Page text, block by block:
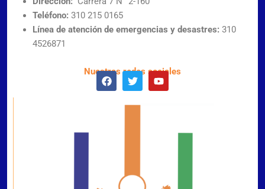
Teléfono: 310 215 0165
Línea de atención de emergencias y desastres: 310
4526871
Nuestras redes sociales